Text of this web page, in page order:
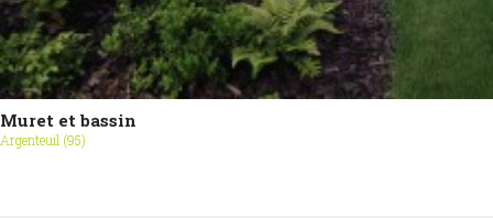
Muret et bassin
Argenteuil (95)